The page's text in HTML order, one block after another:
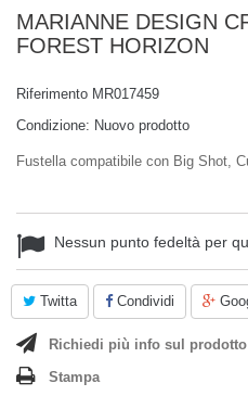
MARIANNE DESIGN
FOREST HORIZON
Riferimento MR017459
Condizione: Nuovo prodotto
Fustella compatibile con Big Shot,
Nessun punto fedeltà per
Twitta Condividi
Richiedi più info sul prodotto
Stampa